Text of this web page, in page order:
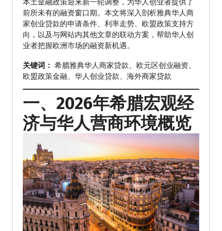
本土金融政策迎来新一轮调整，为华人创业者提供了
前所未有的融资窗口期。本文将深入剖析雅典华人商
家创业贷款的申请条件、利率走势、欧盟政策支持方
向，以及与网站内其他文章的联动方案，帮助华人创
业者把握欧洲市场的融资新机遇。
关键词： 希腊雅典华人商家贷款、欧元区创业融资、
欧盟政策金融、华人创业贷款、海外商家贷款
一、2026年希腊宏观经
济与华人营商环境概览